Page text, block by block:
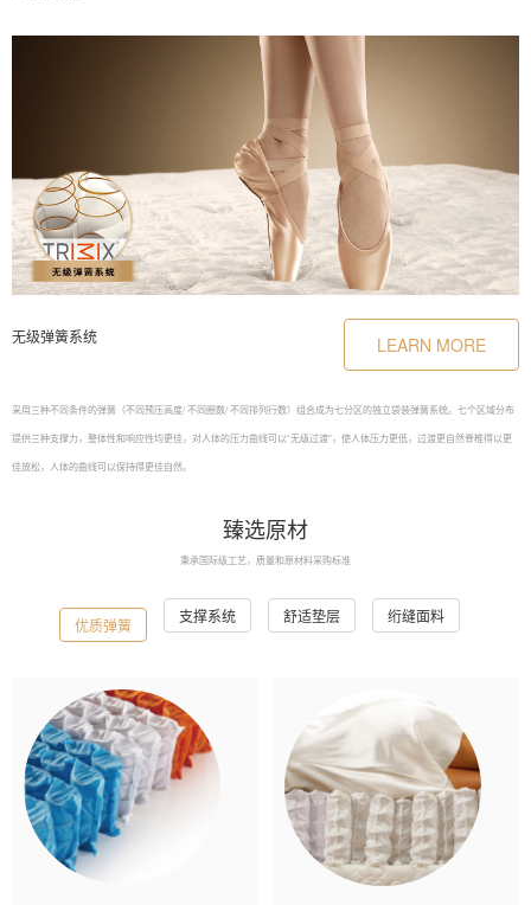
无级弹簧系统 LEARN MORE
采用三种不同条件的弹簧（不同预压高度/ 不同圈数/ 不同排列行数）组合成为七分区的独立袋装弹簧系统。七个区域分布
提供三种支撑力，整体性和响应性均更佳，对人体的压力曲线可以“无级过渡”，使人体压力更低，过渡更自然脊椎得以更
佳放松，人体的曲线可以保持得更佳自然。
臻选原材
秉承国际级工艺，质量和原材料采购标准
优质弹簧 支撑系统 舒适垫层 绗缝面料